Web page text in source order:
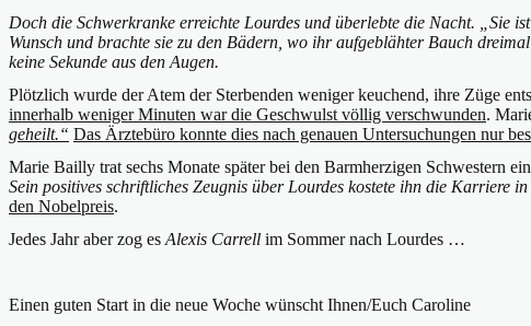
Doch die Schwerkranke erreichte Lourdes und überlebte die Nacht. „Sie
Wunsch und brachte sie zu den Bädern, wo ihr aufgeblähter Bauch
keine Sekunde aus den Augen.
Plötzlich wurde der Atem der Sterbenden weniger keuchend, ihre Züge
innerhalb weniger Minuten war die Geschwulst völlig verschwunden.
geheilt.“ Das Ärztebüro konnte dies nach genauen Untersuchungen nur
Marie Bailly trat sechs Monate später bei den Barmherzigen Schwestern
Sein positives schriftliches Zeugnis über Lourdes kostete ihn die Karriere
den Nobelpreis.
Jedes Jahr aber zog es Alexis Carrell im Sommer nach Lourdes …
Einen guten Start in die neue Woche wünscht Ihnen/Euch Caroline